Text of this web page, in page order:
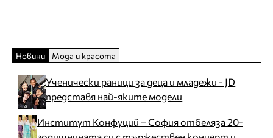
Новини Мода и красота
Ученически раници за деца и младежи - JD
представя най-яките модели
Институт Конфуций – София отбеляза 20-